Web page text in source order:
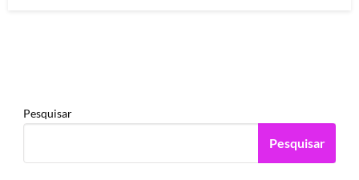
Pesquisar
Pesquisar